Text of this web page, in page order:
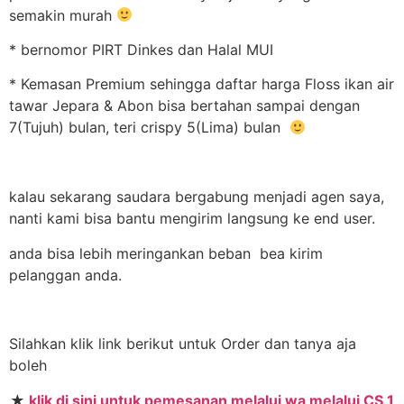
semakin murah
* bernomor PIRT Dinkes dan Halal MUI
* Kemasan Premium sehingga daftar harga Floss ikan air
tawar Jepara & Abon bisa bertahan sampai dengan
7(Tujuh) bulan, teri crispy 5(Lima) bulan
kalau sekarang saudara bergabung menjadi agen saya,
nanti kami bisa bantu mengirim langsung ke end user.
anda bisa lebih meringankan beban bea kirim
pelanggan anda.
Silahkan klik link berikut untuk Order dan tanya aja
boleh
★ klik di sini untuk pemesanan melalui wa melalui CS 1